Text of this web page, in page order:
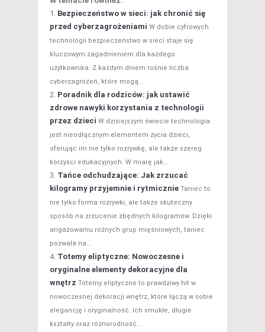
Bezpieczeństwo w sieci: jak chronić się
przed cyberzagrożeniami W dobie cyfrowych
technologii bezpieczeństwo w sieci staje się
kluczowym zagadnieniem dla każdego
użytkownika. Z każdym dniem rośnie liczba
cyberzagrożeń, które mogą...
Poradnik dla rodziców: jak ustawić
zdrowe nawyki korzystania z technologii
przez dzieci W dzisiejszym świecie technologia
jest nieodłącznym elementem życia dzieci,
oferując im nie tylko rozrywkę, ale także szereg
korzyści edukacyjnych. W miarę jak...
Tańce odchudzające: Jak zrzucać
kilogramy przyjemnie i rytmicznie Taniec to
nie tylko forma rozrywki, ale także skuteczny
sposób na zrzucenie zbędnych kilogramów. Dzięki
angażowaniu różnych grup mięśniowych, taniec
pozwala na...
Totemy eliptyczne: Nowoczesne i
oryginalne elementy dekoracyjne dla
wnętrz Totemy eliptyczne to prawdziwy hit w
nowoczesnej dekoracji wnętrz, które łączą w sobie
elegancję i oryginalność. Ich smukłe, długie
kształty oraz różnorodność...